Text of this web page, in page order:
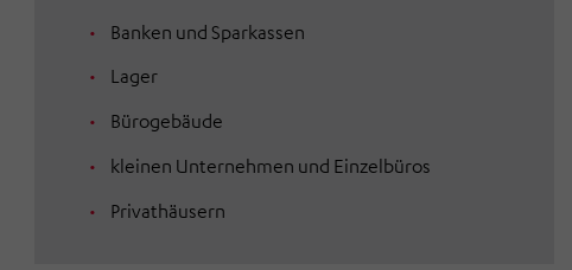
Banken und Sparkassen
Lager
Bürogebäude
kleinen Unternehmen und Einzelbüros
Privathäusern